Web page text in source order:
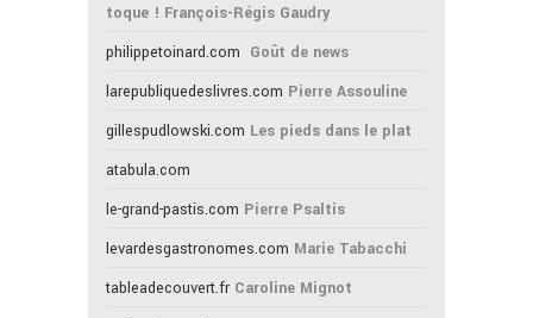
toque ! François-Régis Gaudry
philippetoinard.com Goût de news
larepubliquedeslivres.com Pierre Assouline
gillespudlowski.com Les pieds dans le plat
atabula.com
le-grand-pastis.com Pierre Psaltis
levardesgastronomes.com Marie Tabacchi
tableadecouvert.fr Caroline Mignot